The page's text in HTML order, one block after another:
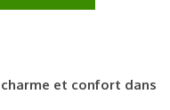
et confort dans